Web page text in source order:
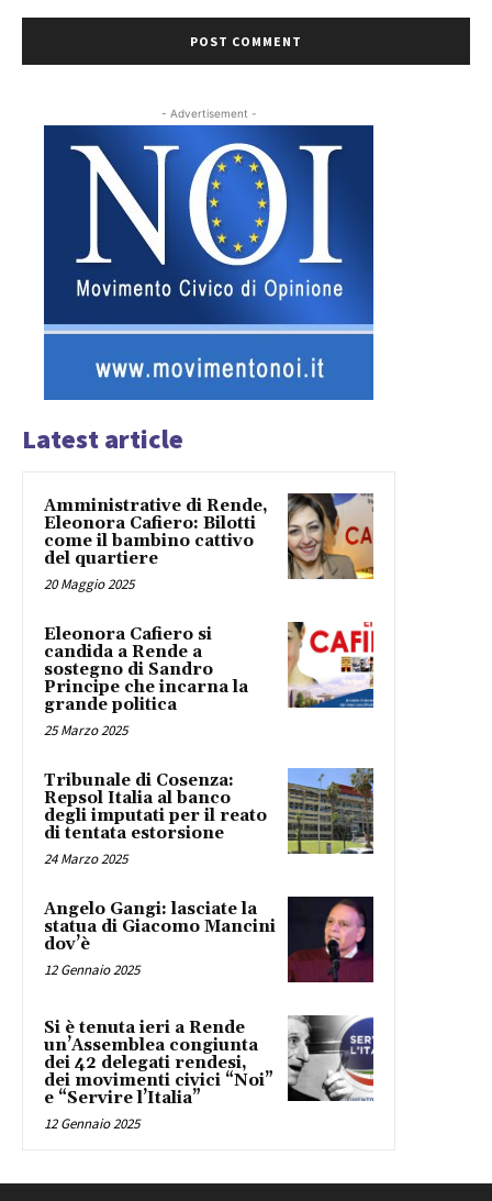
- Advertisement -
Latest article
Amministrative di Rende,
Eleonora Cafiero: Bilotti
come il bambino cattivo
del quartiere
20 Maggio 2025
Eleonora Cafiero si
candida a Rende a
sostegno di Sandro
Principe che incarna la
grande politica
25 Marzo 2025
Tribunale di Cosenza:
Repsol Italia al banco
degli imputati per il reato
di tentata estorsione
24 Marzo 2025
Angelo Gangi: lasciate la
statua di Giacomo Mancini
dov’è
12 Gennaio 2025
Si è tenuta ieri a Rende
un’Assemblea congiunta
dei 42 delegati rendesi,
dei movimenti civici “Noi”
e “Servire l’Italia”
12 Gennaio 2025